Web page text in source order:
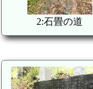
2:石畳の道